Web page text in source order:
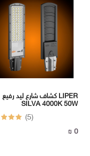
كشاف شارع ليد رفيع LIPER
SILVA 4000K 50W
(5)
0 ₪